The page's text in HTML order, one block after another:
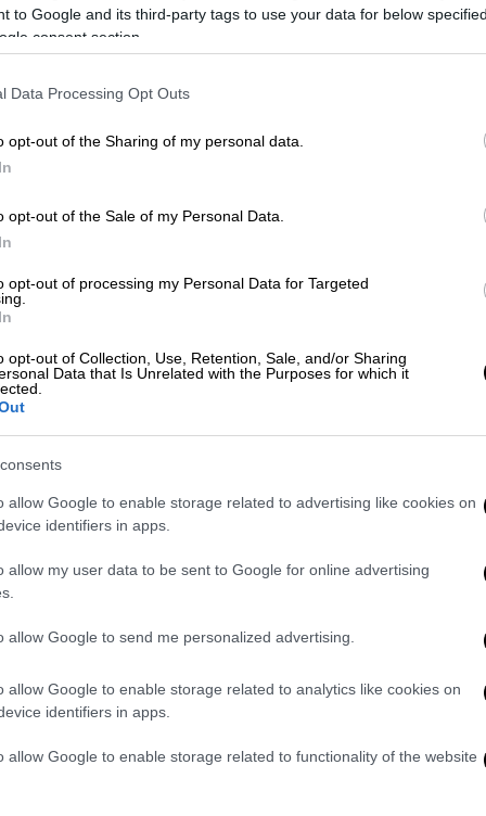
to Google and its third-party tags to use your data for below
consent section.
Data Processing Opt Outs
opt-out of the Sharing of my personal data.
opt-out of the Sale of my Personal Data.
opt-out of processing my Personal Data for Targeted
opt-out of Collection, Use, Retention, Sale, and/or Sharing
Data that Is Unrelated with the Purposes for which it
allow Google to enable storage related to advertising like cookies on
identifiers in apps.
allow my user data to be sent to Google for online advertising
allow Google to send me personalized advertising.
allow Google to enable storage related to analytics like cookies on
identifiers in apps.
allow Google to enable storage related to functionality of the website
με το εμβληματικό «1984»
Μία αλήθεια (απλώς κάθε
που βρίσκονται επί σκηνής
κοινό, το προκαλούν να γίνει πιο
πίσω από τα φαινόμενα. Οι θεατές δεν
καλούνται να συμμετάσχουν ενεργά και
είναι τελικά ο δολοφόνος της
κυρία Χατζηπατέρα, η ροζ
ή ο μυστηριώδης αντικέρ Λεωνίδας; Στο
καθώς ο αστυνόμος Σταύρος
Μαζί του —και όχι πάντα ιδιαίτερα
του, ο Πανάγος.
«Studio Antony», επί της οδού